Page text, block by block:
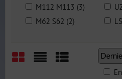
M112 M113 (3)
M62 S62 (2)